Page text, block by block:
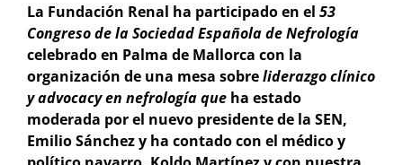
La Fundación Renal ha participado en el 53
Congreso de la Sociedad Española de Nefrología
celebrado en Palma de Mallorca con la
organización de una mesa sobreliderazgo clínico
y advocacy en nefrología que ha estado
moderada por el nuevo presidente de la SEN,
Emilio Sánchez y ha contado con el médico y